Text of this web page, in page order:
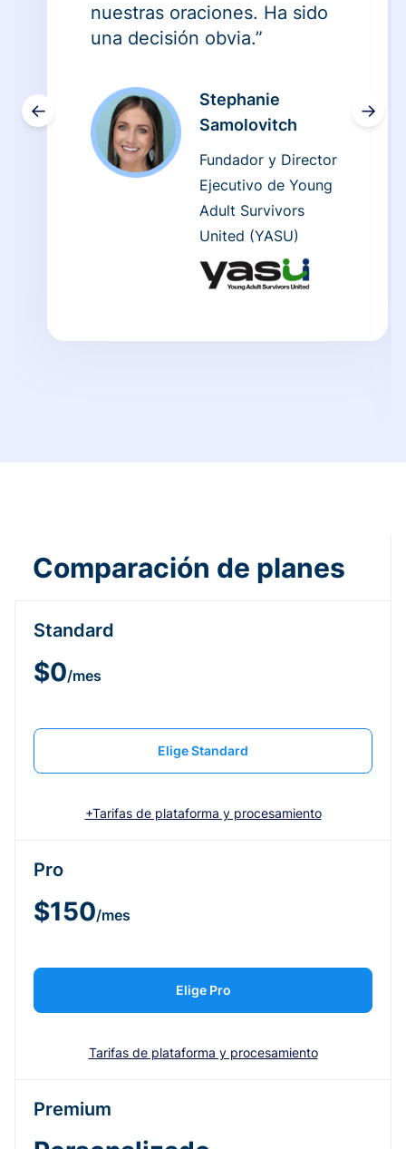
←
nuestras oraciones. Ha sido
una decisión obvia.”
Stephanie
Samolovitch
Fundador y Director
Ejecutivo de Young
Adult Survivors
United (YASU)
→
Comparación de planes
Standard
$0/mes
Elige Standard
+Tarifas de plataforma y procesamiento
Pro
$150/mes
Elige Pro
Tarifas de plataforma y procesamiento
Premium